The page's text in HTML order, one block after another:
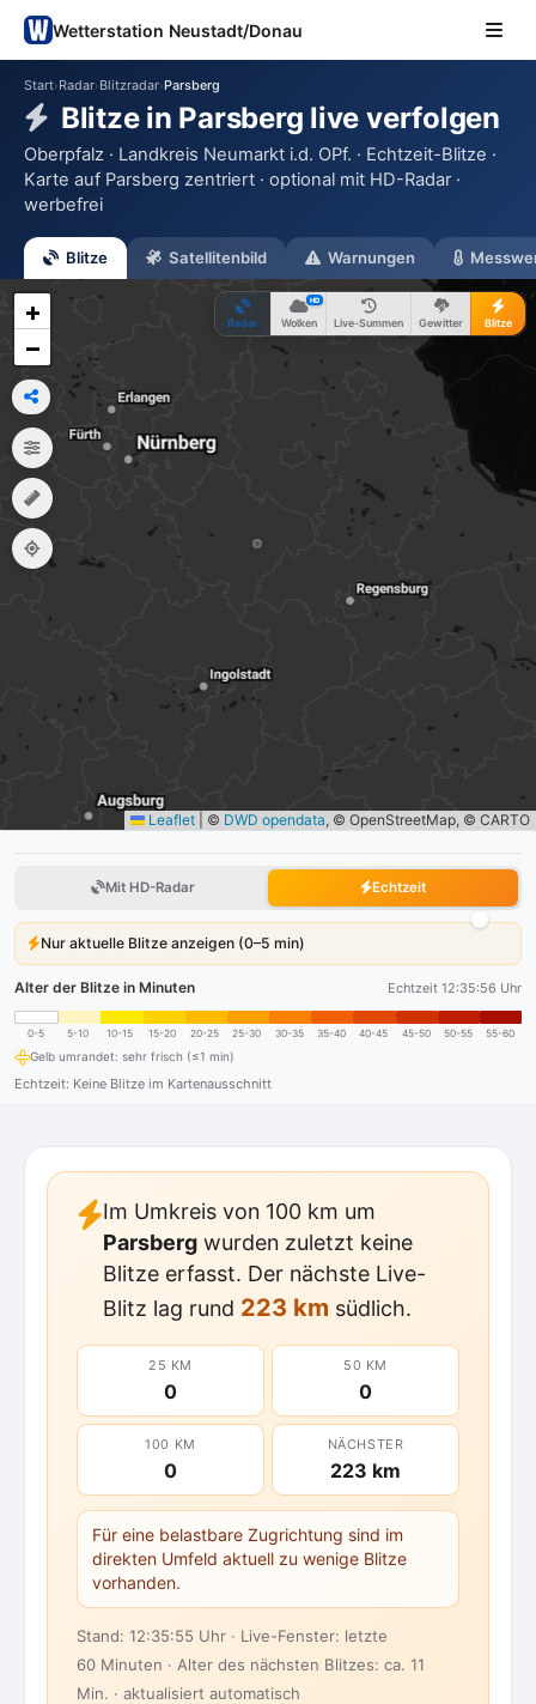
Wetterstation Neustadt/Donau
Start›Radar›Blitzradar›Parsberg
Blitze in Parsberg live verfolgen
Oberpfalz · Landkreis Neumarkt i.d. OPf. · Echtzeit-Blitze ·
Karte auf Parsberg zentriert · optional mit HD-Radar ·
werbefrei
Blitze Satellitenbild Warnungen
Radar Wolken
HD
Live-Summen Gewitter Blitze
+
−
Leaflet © DWD opendata, © OpenStreetMap, © CARTO
Mit HD-Radar Echtzeit
Nur aktuelle Blitze anzeigen (0–5 min)
Alter der Blitze in Minuten Echtzeit 12:35:57 Uhr
0-5 5-10 10-15 15-20 20-25 25-30 30-35 35-40 40-45 45-50 50-55 55-60
Gelb umrandet: sehr frisch (≤1 min)
Echtzeit: Keine Blitze im Kartenausschnitt
Im Umkreis von 100 km um
Parsberg wurden zuletzt keine
Blitze erfasst. Der nächste Live-
Blitz lag rund 223 km südlich.
25 KM
0
50 KM
0
100 KM
0
NÄCHSTER
223 km
Für eine belastbare Zugrichtung sind im
direkten Umfeld aktuell zu wenige Blitze
vorhanden.
Stand: 12:35:55 Uhr · Live-Fenster: letzte
60 Minuten · Alter des nächsten Blitzes: ca. 11
Min. · aktualisiert automatisch